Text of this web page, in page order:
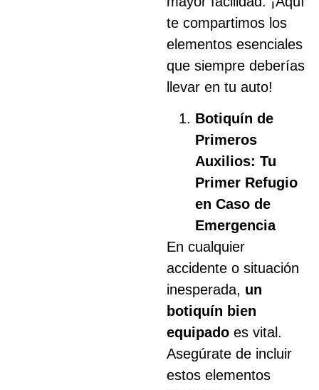
te compartimos los
elementos esenciales
que siempre deberías
llevar en tu auto!
Botiquín de
Primeros
Auxilios: Tu
Primer Refugio
en Caso de
Emergencia
En cualquier
accidente o situación
inesperada, un
botiquín bien
equipado es vital.
Asegúrate de incluir
estos elementos